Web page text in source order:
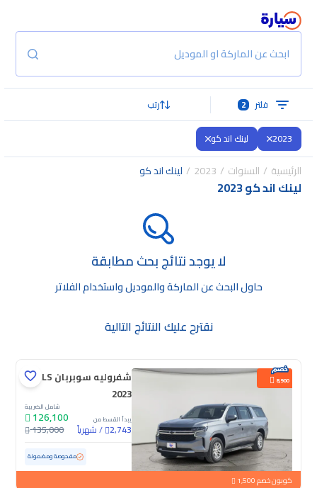
ابحث عن الماركة او الموديل
فلتر 2 رتب
2023 لينك اند كو
الرئيسية السنوات 2023 لينك اند كو
لينك اند كو 2023
لا يوجد نتائج بحث مطابقة
حاول البحث عن الماركة والموديل واستخدام الفلاتر
نقترح عليك النتائج التالية
8,900
شفروليه سوبربان LS
2023
يبدأ القسط من
2,743
/شهرياً
شامل الضريبة
126,100
135,000
مستعملة 145,892 كم مفحوصة ومضمونة
كوبون خصم 1,500